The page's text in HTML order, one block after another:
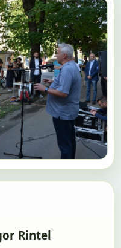
Rintel